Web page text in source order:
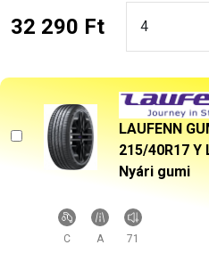
32 290 Ft
LAUFENN
215/40R17 Y
Nyári gumi
C A 71